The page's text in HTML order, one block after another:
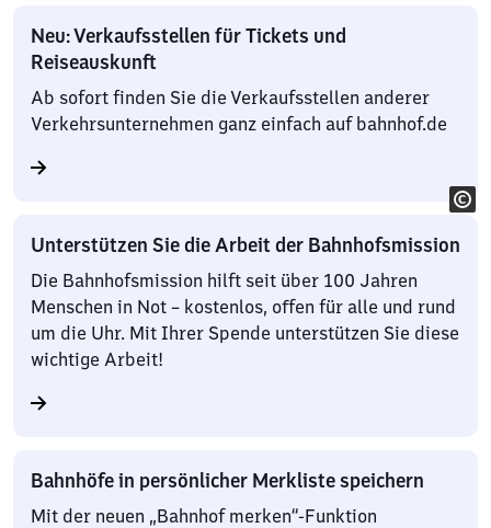
Neu: Verkaufsstellen für Tickets und
Reiseauskunft
Ab sofort finden Sie die Verkaufsstellen anderer
Verkehrsunternehmen ganz einfach auf bahnhof.de
Unterstützen Sie die Arbeit der Bahnhofsmission
Die Bahnhofsmission hilft seit über 100 Jahren
Menschen in Not – kostenlos, offen für alle und rund
um die Uhr. Mit Ihrer Spende unterstützen Sie diese
wichtige Arbeit!
Bahnhöfe in persönlicher Merkliste speichern
Mit der neuen „Bahnhof merken“-Funktion